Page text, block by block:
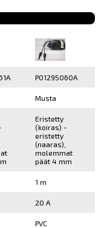
P01295060A
Musta
Eristetty
(koiras) -
eristetty
(naaras),
molemmat
päät 4 mm
1 m
20 A
PVC